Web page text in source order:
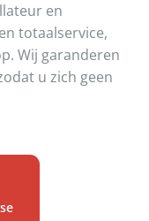
en
totaalservice,
Wij garanderen
u zich geen